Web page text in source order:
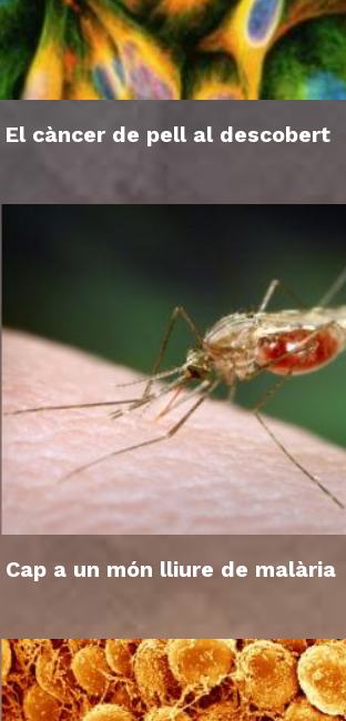
El càncer de pell al descobert
Cap a un món lliure de malària